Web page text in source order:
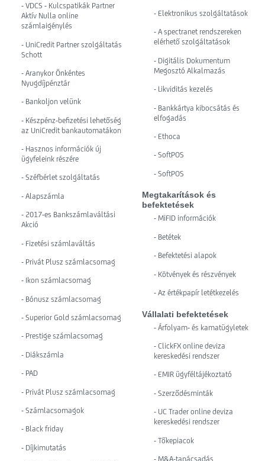
- VDCS - Kulcspatikák Partner
Aktív Nulla online
számlaigénylés
- UniCredit Partner szolgáltatás
Schott
- Aranykor Önkéntes
Nyugdíjpénztár
- Bankoljon velünk
- Készpénz-befizetési lehetőség
az UniCredit bankautomatákon
- Hasznos információk új
ügyfeleink részére
- Széfbérlet szolgáltatás
- Alapszámla
- 2017-es Bankszámlaváltási
Akció
- Fizetési számlaváltás
- Privát Plusz számlacsomag
- Ikon számlacsomag
- Bónusz számlacsomag
- Superior Gold számlacsomag
- Prestige számlacsomag
- Diákszámla
- PAD
- Privát Plusz számlacsomag
- Számlacsomagok
- Black friday
- Díjkimutatás
- Elektronikus szolgáltatások
- A spectranet rendszereken
elérhető szolgáltatások
- Digitális Dokumentum
Megosztó Alkalmazás
- Likviditás kezelés
- Bankkártya kibocsátás és
elfogadás
- Ethoca
- SoftPOS
- SoftPOS
Megtakarítások és
befektetések
- MiFID információk
- Betétek
- Befektetési alapok
- Kötvények és részvények
- Az értékpapír letétkezelés
Vállalati befektetések
- Árfolyam- és kamatügyletek
- ClickFX online deviza
kereskedési rendszer
- EMIR ügyféltájékoztató
- Szerződésminták
- UC Trader online deviza
kereskedési rendszer
- Tőkepiacok
- M&A-tanácsadás